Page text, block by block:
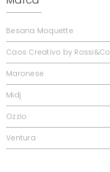
Besana Moquette
Caos Creativo by Rossi&Co
Maronese
Midj
Ozzio
Ventura